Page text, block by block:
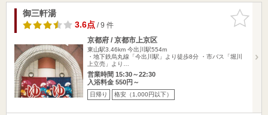
お気に入
りに追加
御三軒湯
3.6点/ 9 件
京都府 / 京都市上京区
東山駅3.46km 今出川駅554m
・地下鉄烏丸線「今出川駅」より徒歩8分 ・市バス「堀川
上立売」より…
営業時間 15:30～22:30
入浴料金 550円～
日帰り 格安（1,000円以下）